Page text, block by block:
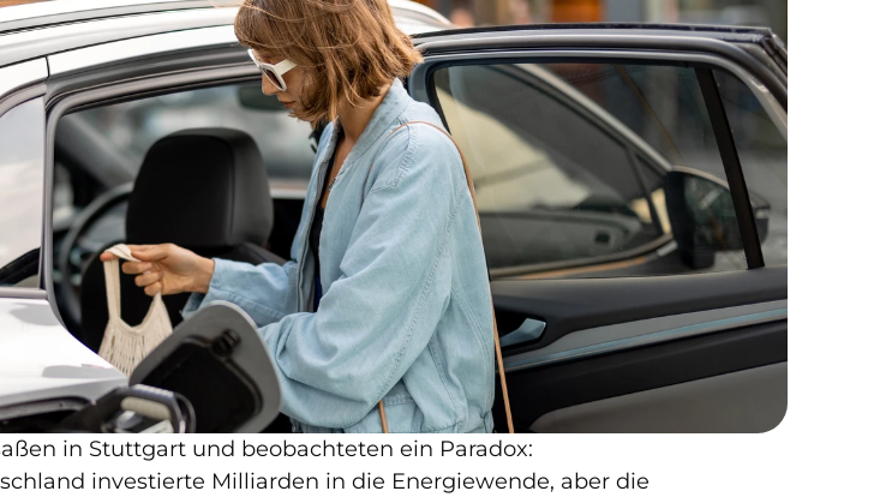
in Stuttgart und beobachteten ein Paradox:
investierte Milliarden in die Energiewende, aber die